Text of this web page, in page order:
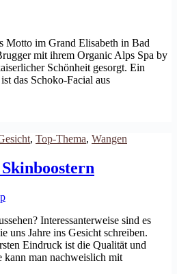
Motto im Grand Elisabeth in Bad
mit ihrem Organic Alps Spa by
Schönheit gesorgt. Ein
das Schoko-Facial aus
, Top-Thema, Wangen
Interessanterweise sind es
uns Jahre ins Gesicht schreiben.
Eindruck ist die Qualität und
kann man nachweislich mit